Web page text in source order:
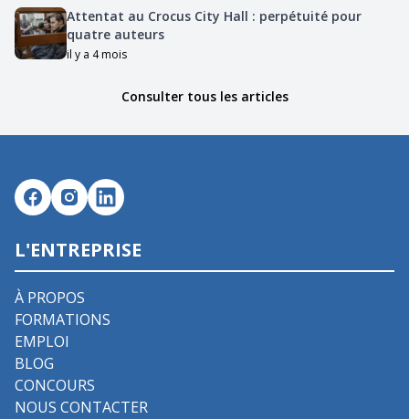
Attentat au Crocus City Hall : perpétuité pour
quatre auteurs
il y a 4 mois
Consulter tous les articles
L'ENTREPRISE
À PROPOS
FORMATIONS
EMPLOI
BLOG
CONCOURS
NOUS CONTACTER